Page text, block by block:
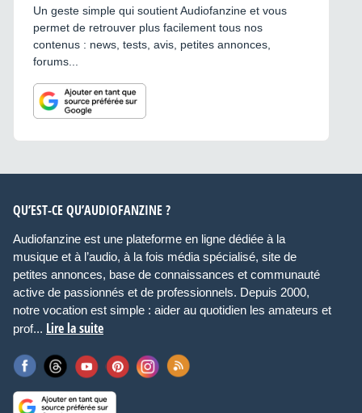
Un geste simple qui soutient Audiofanzine et vous
permet de retrouver plus facilement tous nos
contenus : news, tests, avis, petites annonces,
forums...
QU’EST-CE QU’AUDIOFANZINE ?
Audiofanzine est une plateforme en ligne dédiée à la
musique et à l’audio, à la fois média spécialisé, site de
petites annonces, base de connaissances et communauté
active de passionnés et de professionnels. Depuis 2000,
notre vocation est simple : aider au quotidien les amateurs et
prof... Lire la suite